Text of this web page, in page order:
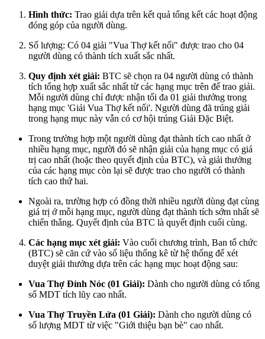
Hình thức: Trao giải dựa trên kết quả tổng kết các hoạt động
đóng góp của người dùng.
Số lượng: Có 04 giải "Vua Thợ kết nối" được trao cho 04
người dùng có thành tích xuất sắc nhất.
Quy định xét giải: BTC sẽ chọn ra 04 người dùng có thành
tích tổng hợp xuất sắc nhất từ các hạng mục trên để trao giải.
Mỗi người dùng chỉ được nhận tối đa 01 giải thưởng trong
hạng mục 'Giải Vua Thợ kết nối'. Người dùng đã trúng giải
trong hạng mục này vẫn có cơ hội trúng Giải Đặc Biệt.
Trong trường hợp một người dùng đạt thành tích cao nhất ở
nhiều hạng mục, người đó sẽ nhận giải của hạng mục có giá
trị cao nhất (hoặc theo quyết định của BTC), và giải thưởng
của các hạng mục còn lại sẽ được trao cho người có thành
tích cao thứ hai.
Ngoài ra, trường hợp có đồng thời nhiều người dùng đạt cùng
giá trị ở mỗi hạng mục, người dùng đạt thành tích sớm nhất sẽ
chiến thắng. Quyết định của BTC là quyết định cuối cùng.
Các hạng mục xét giải: Vào cuối chương trình, Ban tổ chức
(BTC) sẽ căn cứ vào số liệu thống kê từ hệ thống để xét
duyệt giải thưởng dựa trên các hạng mục hoạt động sau:
Vua Thợ Đỉnh Nóc (01 Giải): Dành cho người dùng có tổng
số MDT tích lũy cao nhất.
Vua Thợ Truyền Lửa (01 Giải): Dành cho người dùng có
số lượng MDT từ việc "Giới thiệu bạn bè" cao nhất.